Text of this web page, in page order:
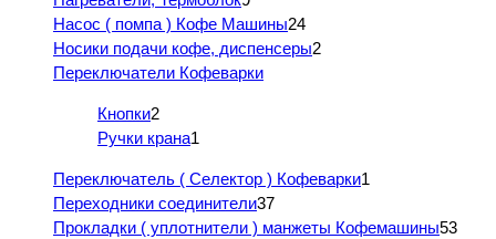
Насос ( помпа ) Кофе Машины24
Носики подачи кофе, диспенсеры2
Переключатели Кофеварки
Кнопки2
Ручки крана1
Переключатель ( Селектор ) Кофеварки1
Переходники соединители37
Прокладки ( уплотнители ) манжеты Кофемашины53